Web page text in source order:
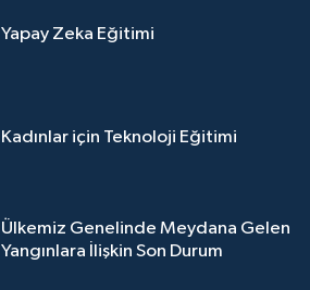
Yapay Zeka Eğitimi
Kadınlar için Teknoloji Eğitimi
Ülkemiz Genelinde Meydana Gelen
Yangınlara İlişkin Son Durum